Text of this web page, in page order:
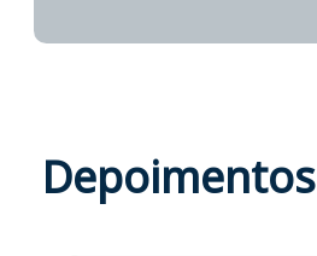
Depoimentos